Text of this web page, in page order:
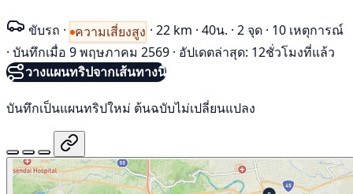
ขับรถ · ความเสี่ยงสูง · 22 km · 40น. · 2 จุด · 10 เหตุการณ์
· บันทึกเมื่อ 9 พฤษภาคม 2569 · อัปเดตล่าสุด: 12ชั่วโมงที่แล้ว
วางแผนทริปจากเส้นทางนี้
บันทึกเป็นแผนทริปใหม่ ต้นฉบับไม่เปลี่ยนแปลง